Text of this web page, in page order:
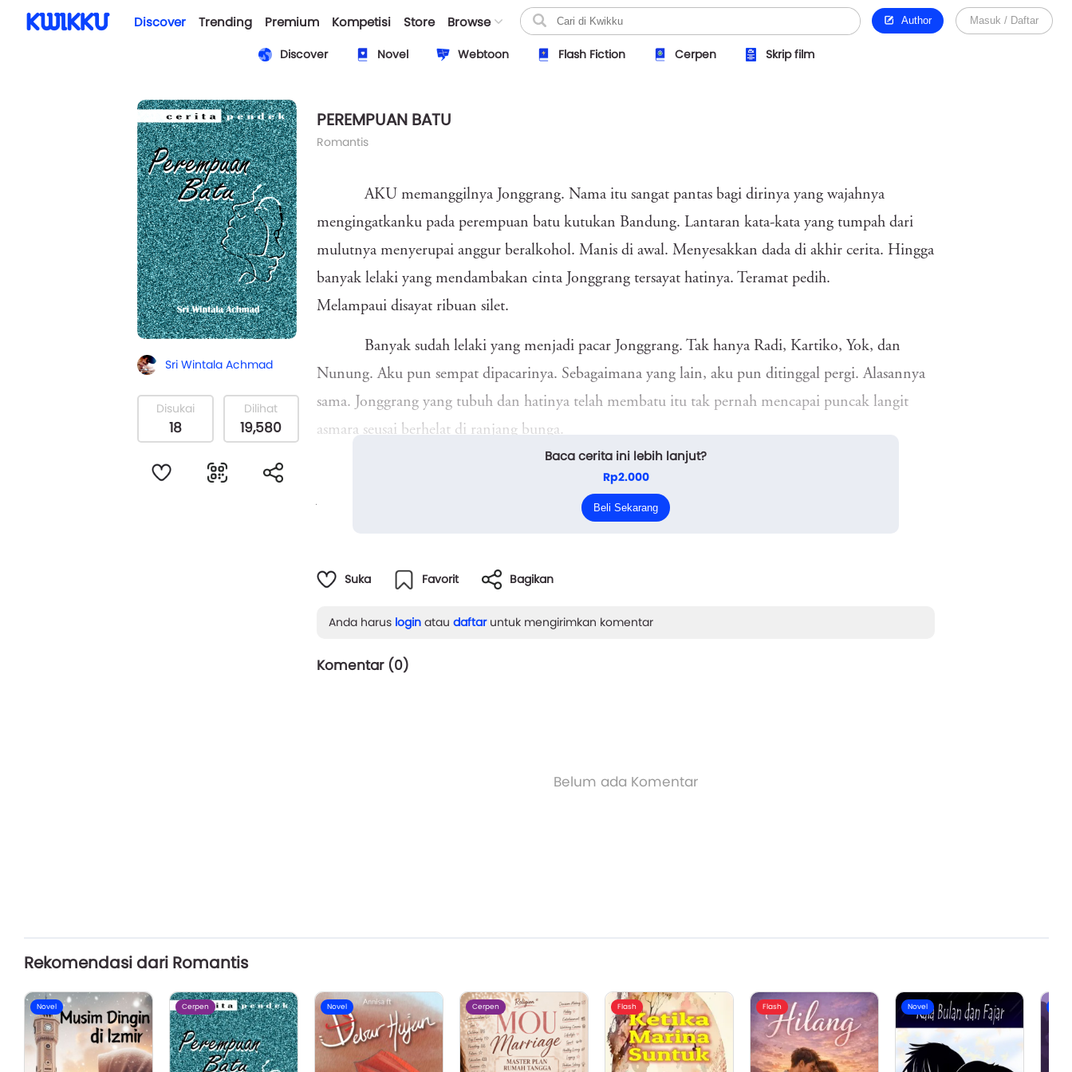
Discover Trending Premium Kompetisi Store Browse Author Masuk / Daftar
Discover Novel Webtoon Flash Fiction Cerpen Skrip film
Sri Wintala Achmad
Disukai
18
Dilihat
19,580
PEREMPUAN BATU
Romantis
AKU memanggilnya Jonggrang. Nama itu sangat pantas bagi dirinya yang wajahnya
mengingatkanku pada perempuan batu kutukan Bandung. Lantaran kata-kata yang tumpah dari
mulutnya menyerupai anggur beralkohol. Manis di awal. Menyesakkan dada di akhir cerita. Hingga
banyak lelaki yang mendambakan cinta Jonggrang tersayat hatinya. Teramat pedih.
Melampaui disayat ribuan silet.
Banyak sudah lelaki yang menjadi pacar Jonggrang. Tak hanya Radi, Kartiko, Yok, dan
Nunung. Aku pun sempat dipacarinya. Sebagaimana yang lain, aku pun ditinggal pergi. Alasannya
sama. Jonggrang yang tubuh dan hatinya telah membatu itu tak pernah mencapai puncak langit
asmara seusai berhelat di ranjang bunga.
Tak seorang pun tahu rencana Tuhan. Tujuh bulan berpisah, aku bertemu dengan
Jonggrang. Rumah kontrakanku di belakang rumah kontrakan Jonggrang yang dahulu diaku
Baca cerita ini lebih lanjut?
Rp2.000
Beli Sekarang
Suka Favorit Bagikan
Anda harus login atau daftaruntuk mengirimkan komentar
Komentar (0)
Belum ada Komentar
Rekomendasi dari Romantis
Novel Cerpen Novel Cerpen Flash Flash Novel